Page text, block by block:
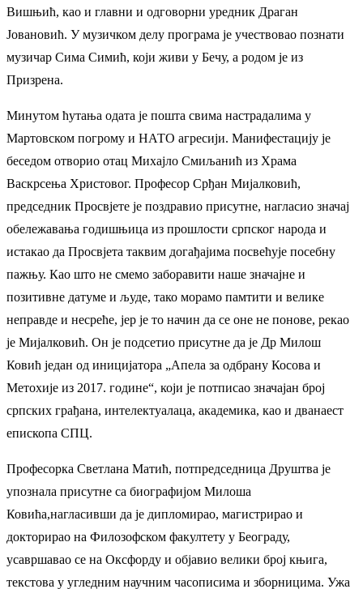
Вишњић, као и главни и одговорни уредник Драган
Јовановић. У музичком делу програма је учествовао познати
музичар Сима Симић, који живи у Бечу, а родом је из
Призрена.
Минутом ћутања одата је пошта свима настрадалима у
Мартовском погрому и НАТО агресији. Манифестацију је
беседом отворио отац Михајло Смиљанић из Храма
Васкрсења Христовог. Професор Срђан Мијалковић,
председник Просвјетe је поздравио присутне, нагласио значај
обележавања годишњица из прошлости српског народа и
истакао да Просвјета таквим догађајима посвећује посебну
пажњу. Као што не смемо заборавити наше значајне и
позитивне датуме и људе, тако морамо памтити и велике
неправде и несреће, јер је то начин да се оне не понове, рекао
је Мијалковић. Он је подсетио присутне да је Др Милош
Ковић један од иницијатора „Апела за одбрану Косова и
Метохије из 2017. године“, који је потписао значајан број
српских грађана, интелектуалаца, академика, као и дванаест
епископа СПЦ.
Професорка Светлана Матић, потпредседница Друштва је
упознала присутне са биографијом Милоша
Ковића,нагласивши да је дипломирао, магистрирао и
докторирао на Филозофском факултету у Београду,
усавршавао се на Оксфорду и објавио велики број књига,
текстова у угледним научним часописима и зборницима. Ужа